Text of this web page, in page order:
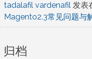
tadalafil vardenafil 发表
Magento2.3常见问题与
归档